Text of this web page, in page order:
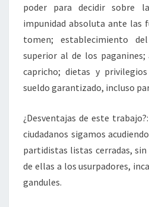
poder para decidir sobre
impunidad absoluta ante las
tomen; establecimiento
superior al de los
capricho; dietas y
sueldo garantizado, incluso
¿Desventajas de este
ciudadanos sigamos
partidistas listas cerradas,
de ellas a los usurpadores,
gandules.